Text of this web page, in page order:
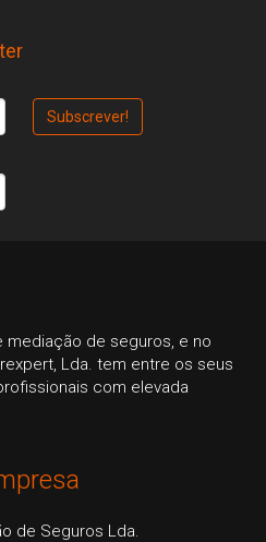
de seguros, e no
Lda. tem entre os seus
com elevada
de Seguros Lda.